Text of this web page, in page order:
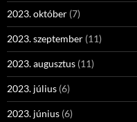
2023. október (7)
2023. szeptember (11)
2023. augusztus (11)
2023. július (6)
2023. június (6)